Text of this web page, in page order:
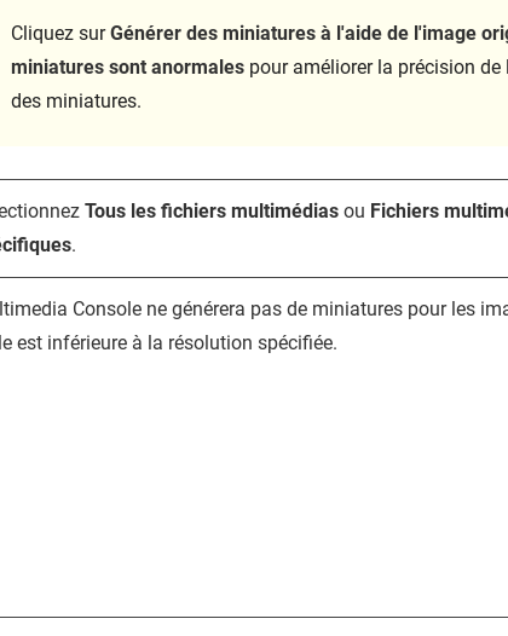
Cliquez surGénérer des miniatures à l'aide de l'image
miniatures sont anormales pour améliorer la précision de
des miniatures.
Tous les fichiers multimédias ou Fichiers
.
Console ne générera pas de miniatures pour les
est inférieure à la résolution spécifiée.